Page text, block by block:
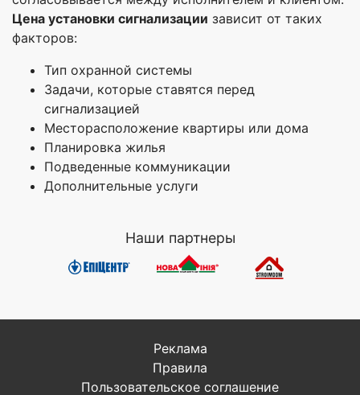
Цена установки сигнализации зависит от таких
факторов:
Тип охранной системы
Задачи, которые ставятся перед
сигнализацией
Месторасположение квартиры или дома
Планировка жилья
Подведенные коммуникации
Дополнительные услуги
Наши партнеры
Реклама
Правила
Пользовательское соглашение